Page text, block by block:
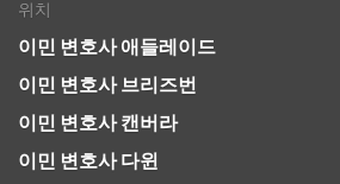
위치
이민 변호사 애들레이드
이민 변호사 브리즈번
이민 변호사 캔버라
이민 변호사 다윈